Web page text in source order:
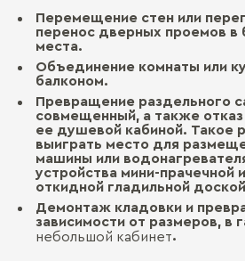
Перемещение стен или
перенос дверных проемов в
места.
Объединение комнаты или
балконом.
Превращение раздельного
совмещенный, а также отказ
ее душевой кабиной. Такое
выиграть место для
машины или
устройства мини-прачечной
откидной гладильной
Демонтаж кладовки и
зависимости от размеров, в
небольшой кабинет.